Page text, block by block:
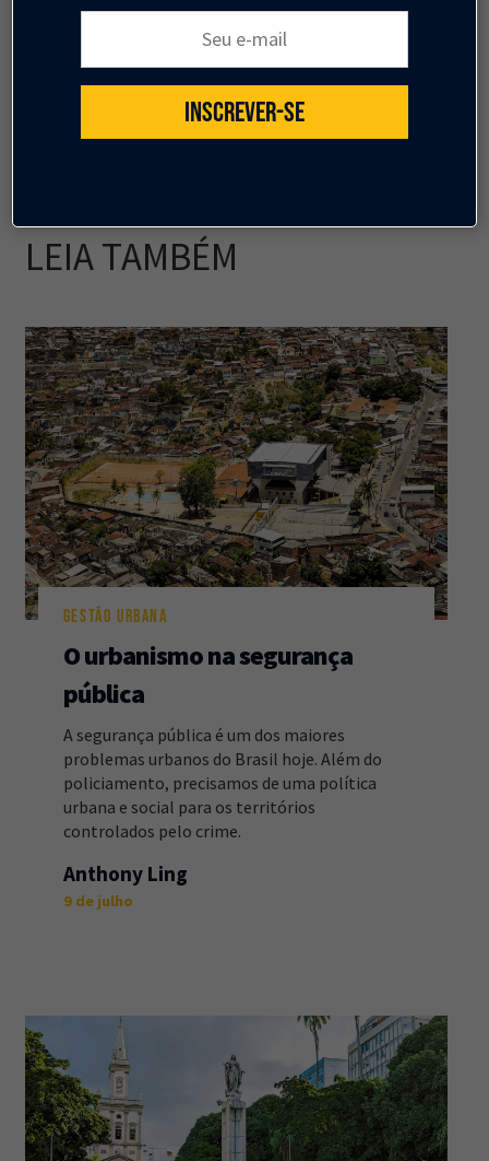
QUERO APOIAR
LEIA TAMBÉM
GESTÃO URBANA
O urbanismo na segurança
pública
A segurança pública é um dos maiores
problemas urbanos do Brasil hoje. Além do
policiamento, precisamos de uma política
urbana e social para os territórios
controlados pelo crime.
Anthony Ling
9 de julho
INSCREVER-SE